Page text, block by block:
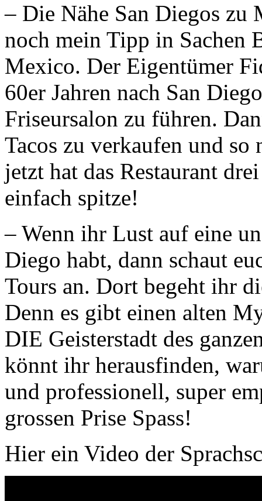
– Die Nähe San Diegos zu
noch mein Tipp in Sachen
Mexico. Der Eigentümer
60er Jahren nach San
Friseursalon zu führen.
Tacos zu verkaufen und
jetzt hat das Restaurant
einfach spitze!
– Wenn ihr Lust auf eine
Diego habt, dann schaut
Tours an. Dort begeht ihr
Denn es gibt einen alten
DIE Geisterstadt des
könnt ihr herausfinden,
und professionell, super
grossen Prise Spass!
Hier ein Video der